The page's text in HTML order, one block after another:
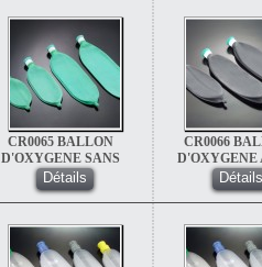
CR0065 BALLON
D'OXYGENE SANS
LATEX 3 L
Détails
CR0066
D'OXYGENE
LATEX
Détails